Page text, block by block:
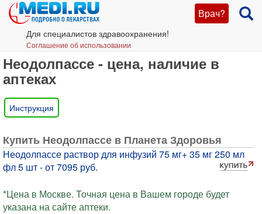
Врач?
Для специалистов здравоохранения!
Соглашение об использовании
Неодолпассе - цена, наличие в
аптеках
Инструкция
Купить Неодолпассе в Планета Здоровья
Неодолпассе раствор для инфузий 75 мг+ 35 мг 250 мл
фл 5 шт - от 7095 руб.
*Цена в Москве. Точная цена в Вашем городе будет
указана на сайте аптеки.